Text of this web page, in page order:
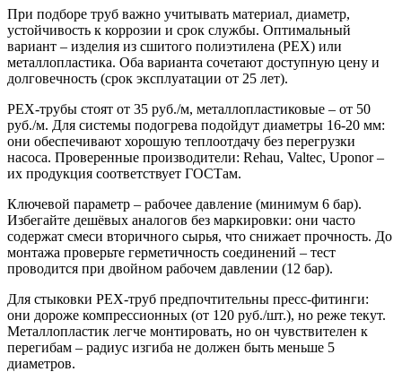
При подборе труб важно учитывать материал, диаметр,
устойчивость к коррозии и срок службы. Оптимальный
вариант – изделия из сшитого полиэтилена (PEX) или
металлопластика. Оба варианта сочетают доступную цену и
долговечность (срок эксплуатации от 25 лет).
PEX-трубы стоят от 35 руб./м, металлопластиковые – от 50
руб./м. Для системы подогрева подойдут диаметры 16-20 мм:
они обеспечивают хорошую теплоотдачу без перегрузки
насоса. Проверенные производители: Rehau, Valtec, Uponor –
их продукция соответствует ГОСТам.
Ключевой параметр – рабочее давление (минимум 6 бар).
Избегайте дешёвых аналогов без маркировки: они часто
содержат смеси вторичного сырья, что снижает прочность. До
монтажа проверьте герметичность соединений – тест
проводится при двойном рабочем давлении (12 бар).
Для стыковки PEX-труб предпочтительны пресс-фитинги:
они дороже компрессионных (от 120 руб./шт.), но реже текут.
Металлопластик легче монтировать, но он чувствителен к
перегибам – радиус изгиба не должен быть меньше 5
диаметров.